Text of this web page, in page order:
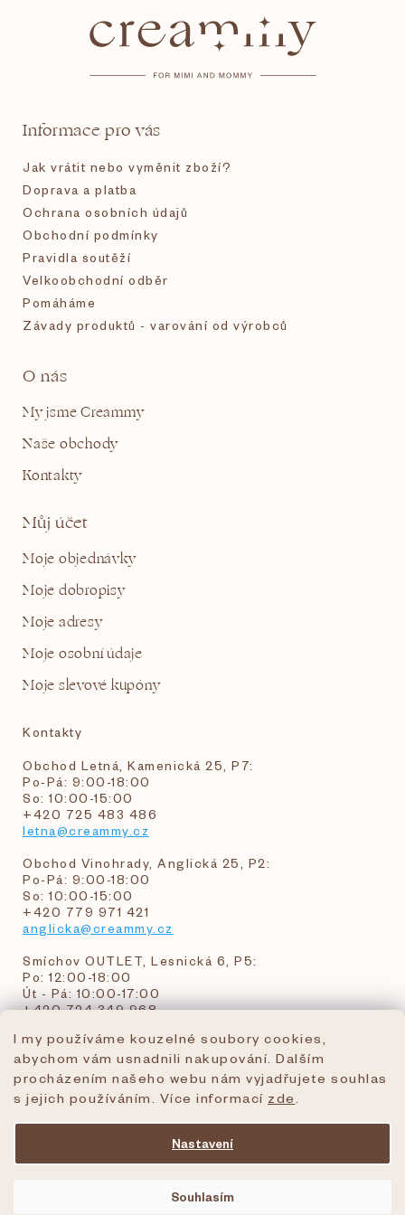
I my používáme kouzelné soubory cookies,
abychom vám usnadnili nakupování. Dalším
procházením našeho webu nám vyjadřujete souhlas
s jejich používáním. Více informací zde
Nastavení
Souhlasím
Informace pro vás
Jak vrátit nebo vyměnit zboží?
Doprava a platba
Ochrana osobních údajů
Obchodní podmínky
Pravidla soutěží
Velkoobchodní odběr
Pomáháme
Závady produktů - varování od výrobců
O nás
My jsme Creammy
Naše obchody
Kontakty
Můj účet
Moje objednávky
Moje dobropisy
Moje adresy
Moje osobní údaje
Moje slevové kupóny
Kontakty
Obchod Letná, Kamenická 25, P7:
Po-Pá: 9:00-18:00
So: 10:00-15:00
+420 725 483 486
letna@creammy.cz
Obchod Vinohrady, Anglická 25, P2:
Po-Pá: 9:00-18:00
So: 10:00-15:00
+420 779 971 421
anglicka@creammy.cz
Smíchov OUTLET, Lesnická 6, P5:
Po: 12:00-18:00
Út - Pá: 10:00-17:00
+420 724 349 968
objednavky@creammy.cz
tel:+420 724 349 968
creammy.cz